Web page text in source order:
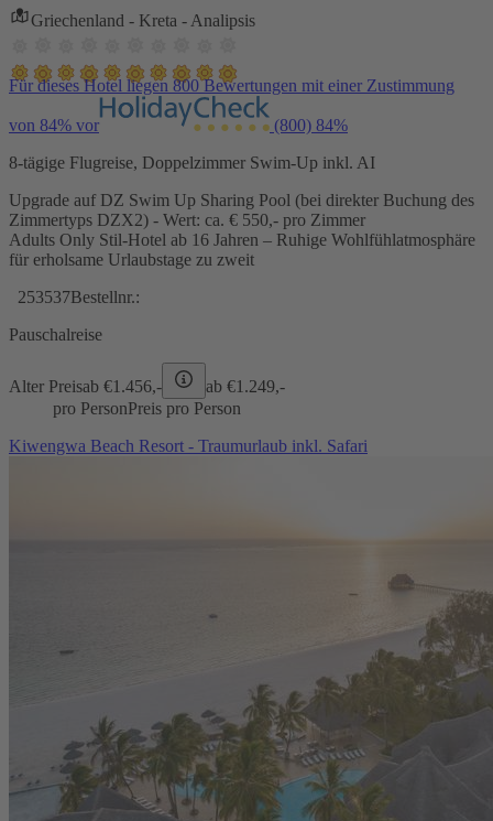
Griechenland - Kreta - Analipsis
Für dieses Hotel liegen 800 Bewertungen mit einer Zustimmung
von 84% vor (800) 84%
8-tägige Flugreise, Doppelzimmer Swim-Up inkl. AI
Upgrade auf DZ Swim Up Sharing Pool (bei direkter Buchung des
Zimmertyps DZX2) - Wert: ca. € 550,- pro Zimmer
Adults Only Stil-Hotel ab 16 Jahren – Ruhige Wohlfühlatmosphäre
für erholsame Urlaubstage zu zweit
253537Bestellnr.:
Pauschalreise
Alter Preisab €1.456,- ab €1.249,-
pro PersonPreis pro Person
Kiwengwa Beach Resort - Traumurlaub inkl. Safari